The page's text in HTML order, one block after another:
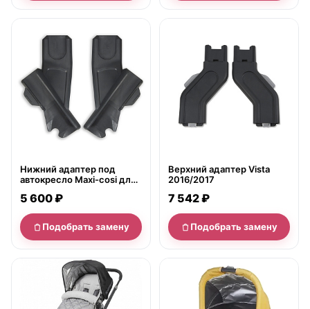
Нижний адаптер под
автокресло Maxi-cosi для
2015/2016
5 600 ₽
Подобрать замену
Верхний адаптер Vista
2016/2017
7 542 ₽
Подобрать замену